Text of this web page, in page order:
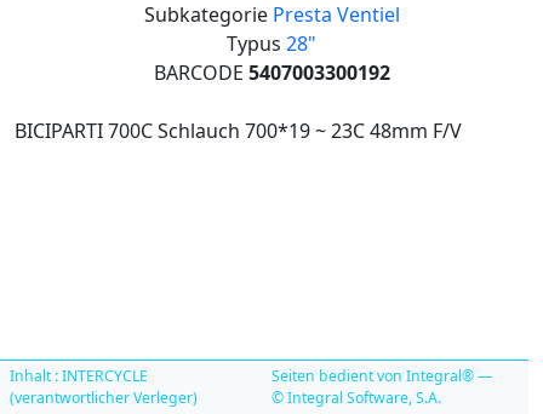
Subkategorie Presta Ventiel
Typus 28"
BARCODE 5407003300192
BICIPARTI 700C Schlauch 700*19 ~ 23C 48mm F/V
Inhalt : INTERCYCLE
(verantwortlicher Verleger)
Seiten bedient von Integral® —
© Integral Software, S.A.